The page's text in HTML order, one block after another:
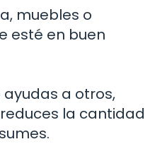
muebles o
esté en buen
ayudas a otros,
la cantidad